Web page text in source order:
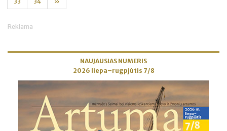
Reklama
NAUJAUSIAS NUMERIS
2026 liepa–rugpjūtis 7/8